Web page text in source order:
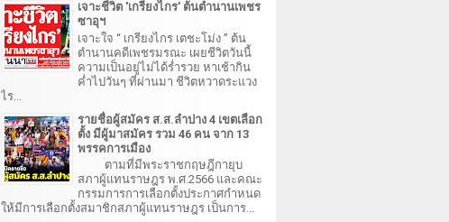
เจาะชีวิต 'เกรียงไกร' ต้นตำนานเพชร
ซาอุฯ
เจาะใจ “ เกรียงไกร เตชะโม่ง ” ต้น
ตำนานคดีเพชรมรณะ เผยชีวิตวันนี้
ความเป็นอยู่ไม่ได้ร่ำรวย หาเช้ากิน
ค่ำไปวันๆ ที่ผ่านมา ชีวิตหวาดระแวง
ไร...
รายชื่อผู้สมัคร ส.ส.ลำปาง 4 เขตเลือก
ตั้ง มีผู้มาสมัคร รวม 46 คน จาก 13
พรรคการเมือง
ตามที่มีพระราชกฤษฎีกายุบ
สภาผู้แทนราษฎร พ.ศ.2566 และคณะ
กรรมการการเลือกตั้งประกาศกำหนด
ให้มีการเลือกตั้งสมาชิกสภาผู้แทนราษฎร เป็นการ...